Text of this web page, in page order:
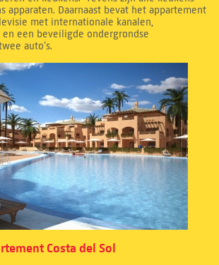
apparaten. Daarnaast bevat het appartement
met internationale kanalen,
een beveiligde ondergrondse
auto’s.
Costa del Sol